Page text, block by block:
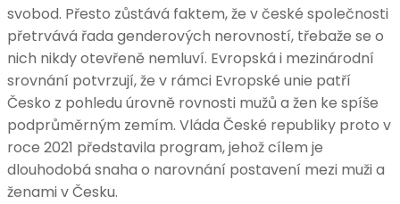
svobod. Přesto zůstává faktem, že v české společnosti
přetrvává řada genderových nerovností, třebaže se o
nich nikdy otevřeně nemluví. Evropská i mezinárodní
srovnání potvrzují, že v rámci Evropské unie patří
Česko z pohledu úrovně rovnosti mužů a žen ke spíše
podprůměrným zemím. Vláda České republiky proto v
roce 2021 představila program, jehož cílem je
dlouhodobá snaha o narovnání postavení mezi muži a
ženami v Česku.